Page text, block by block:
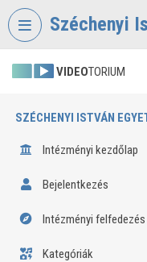
Fejléc kihagyása
Széchenyi
VIDEOTORIUM
SZÉCHENYI ISTVÁN
Intézményi kezdőlap
Bejelentkezés
Intézményi felfedezés
Kategóriák